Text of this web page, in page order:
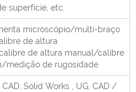
superfície, etc.
microscópio/multi-braço
de altura
de altura manual/calibre
medição de rugosidade
CAD, Solid Works , UG, CAD /